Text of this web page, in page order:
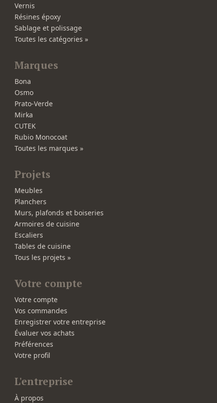
Vernis
Résines époxy
Sablage et polissage
Toutes les catégories »
Marques
Bona
Osmo
Prato-Verde
Mirka
CUTEK
Rubio Monocoat
Toutes les marques »
Projets
Meubles
Planchers
Murs, plafonds et boiseries
Armoires de cuisine
Escaliers
Tables de cuisine
Tous les projets »
Votre compte
Votre compte
Vos commandes
Enregistrer votre entreprise
Évaluer vos achats
Préférences
Votre profil
L'entreprise
À propos